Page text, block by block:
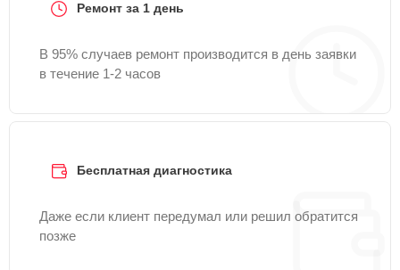
Ремонт за 1 день
В 95% случаев ремонт производится в день заявки
в течение 1-2 часов
Бесплатная диагностика
Даже если клиент передумал или решил обратится
позже